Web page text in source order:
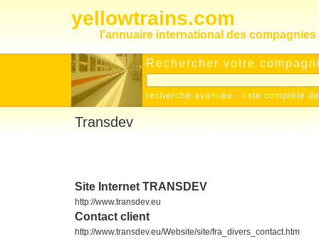
yellowtrains.com
l'annuaire international des
Rechercher votre
recherche avancée - liste complète
Transdev
Site Internet TRANSDEV
http://www.transdev.eu
Contact client
http://www.transdev.eu/Website/site/fra_divers_contact.htm